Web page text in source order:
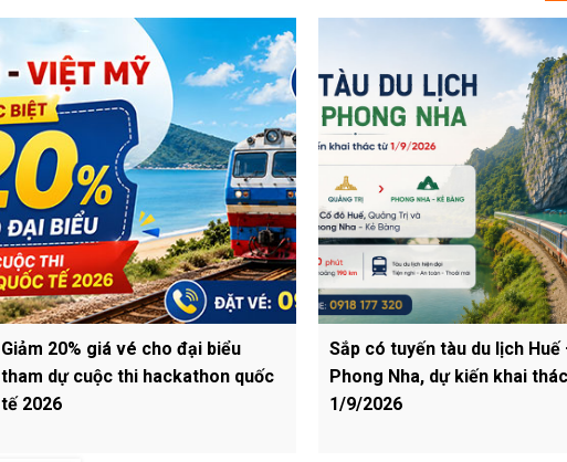
Giảm 20% giá vé cho đại biểu
tham dự cuộc thi hackathon quốc
tế 2026
Sắp có tuyến tàu du lịch Huế
Phong Nha, dự kiến khai
1/9/2026